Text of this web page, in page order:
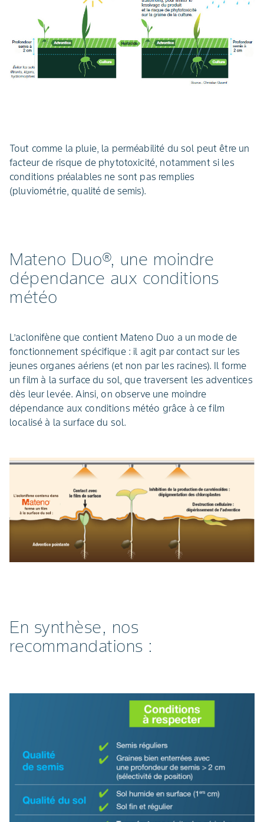
Tout comme la pluie, la perméabilité du sol peut être un
facteur de risque de phytotoxicité, notamment si les
conditions préalables ne sont pas remplies
(pluviométrie, qualité de semis).
Mateno Duo®, une moindre
dépendance aux conditions
météo
L’aclonifène que contient Mateno Duo a un mode de
fonctionnement spécifique : il agit par contact sur les
jeunes organes aériens (et non par les racines). Il forme
un film à la surface du sol, que traversent les adventices
dès leur levée. Ainsi, on observe une moindre
dépendance aux conditions météo grâce à ce film
localisé à la surface du sol.
En synthèse, nos
recommandations :